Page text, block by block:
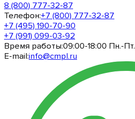
8 (800) 777-32-87
Телефон:+7 (800) 777-32-87
+7 (495) 190-70-90
+7 (991) 099-03-92
Время работы:09:00-18:00 Пн.-Пт.
E-mail:info@cmpl.ru